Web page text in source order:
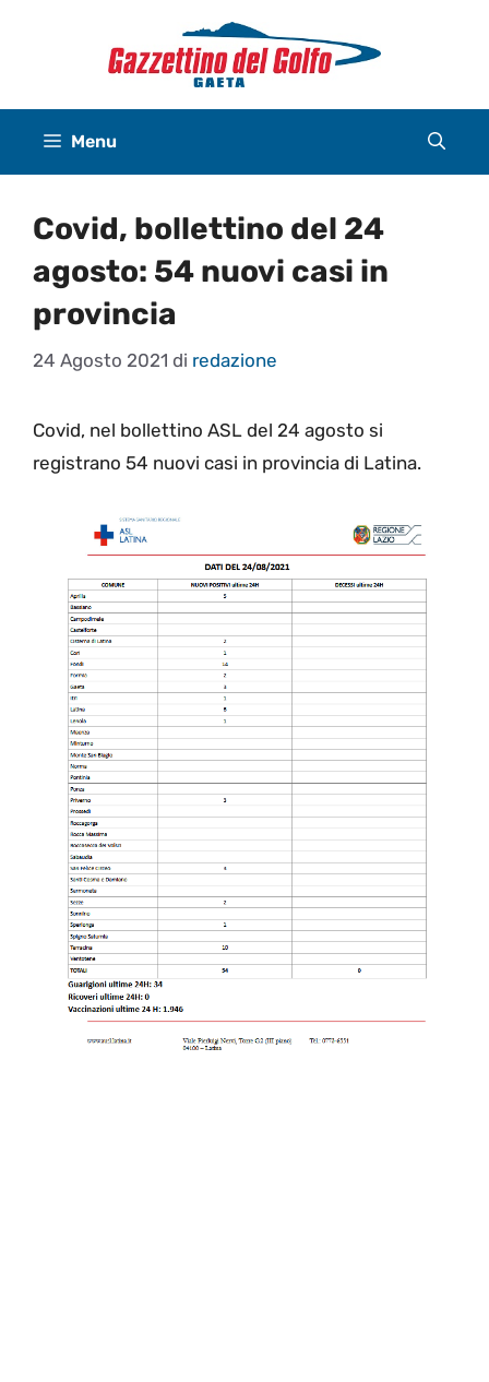
Menu
Covid, bollettino del 24
agosto: 54 nuovi casi in
provincia
24 Agosto 2021 di redazione
Covid, nel bollettino ASL del 24 agosto si
registrano 54 nuovi casi in provincia di Latina.